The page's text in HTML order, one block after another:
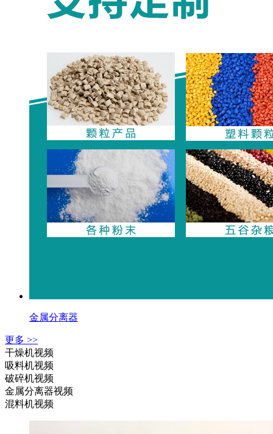
金属分离器
更多 >>
干燥机视频
吸料机视频
破碎机视频
金属分离器视频
混料机视频